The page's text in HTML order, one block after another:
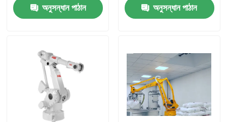
অনুসন্ধান পাঠান অনুসন্ধান পাঠান